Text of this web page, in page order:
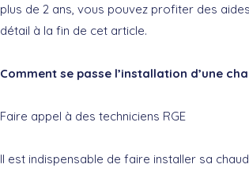
plus de 2 ans, vous pouvez profiter des
détail à la fin de cet article.
Comment se passe l’installation d’une
Faire appel à des techniciens RGE
Il est indispensable de faire installer sa